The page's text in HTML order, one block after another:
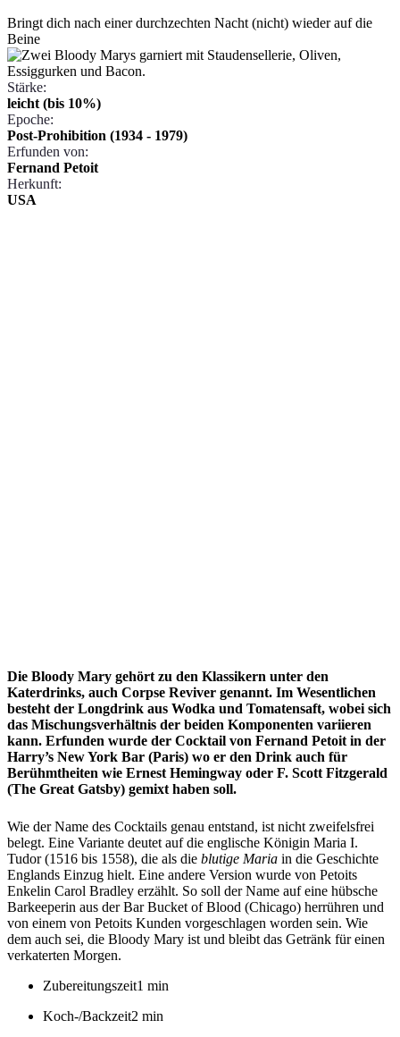
Bringt dich nach einer durchzechten Nacht (nicht) wieder auf die
Beine
Stärke:
leicht (bis 10%)
Epoche:
Post-Prohibition (1934 - 1979)
Erfunden von:
Fernand Petoit
Herkunft:
USA
Die Bloody Mary gehört zu den Klassikern unter den
Katerdrinks, auch Corpse Reviver genannt. Im Wesentlichen
besteht der Longdrink aus Wodka und Tomatensaft, wobei sich
das Mischungsverhältnis der beiden Komponenten variieren
kann. Erfunden wurde der Cocktail von Fernand Petoit in der
Harry’s New York Bar (Paris) wo er den Drink auch für
Berühmtheiten wie Ernest Hemingway oder F. Scott Fitzgerald
(The Great Gatsby) gemixt haben soll.
Wie der Name des Cocktails genau entstand, ist nicht zweifelsfrei
belegt. Eine Variante deutet auf die englische Königin Maria I.
Tudor (1516 bis 1558), die als die blutige Maria in die Geschichte
Englands Einzug hielt. Eine andere Version wurde von Petoits
Enkelin Carol Bradley erzählt. So soll der Name auf eine hübsche
Barkeeperin aus der Bar Bucket of Blood (Chicago) herrühren und
von einem von Petoits Kunden vorgeschlagen worden sein. Wie
dem auch sei, die Bloody Mary ist und bleibt das Getränk für einen
verkaterten Morgen.
Zubereitungszeit1 min
Koch-/Backzeit2 min